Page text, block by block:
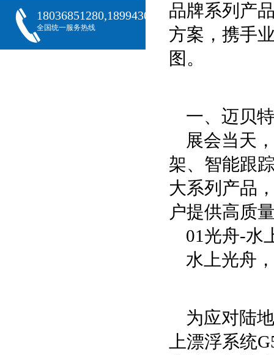
18036851280,18994301288,18068407382
全国统一服务热线
品牌系列产
方案，携手
图。
一、迈贝
展会当天
架、智能跟
大系列产品
户提供高质
01光舟-水
水上光舟
为应对陆
上漂浮系统